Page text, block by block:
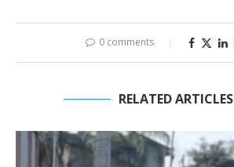
0 comments
RELATED ARTICLES